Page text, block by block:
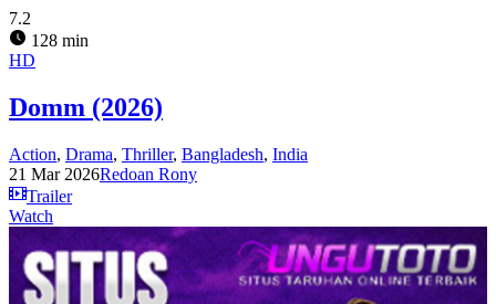
7.2
128 min
HD
Domm (2026)
Action, Drama, Thriller, Bangladesh, India
21 Mar 2026Redoan Rony
Trailer
Watch